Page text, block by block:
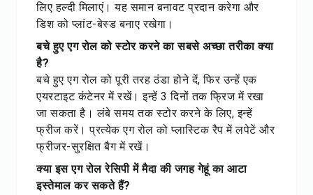
लिए हल्दी मिलाएं। यह समान बनावट प्रदान करेगा और
डिश को प्लांट-बेस्ड बनाए रखेगा।
बचे हुए एग रोल को स्टोर करने का सबसे अच्छा तरीका क्या
है?
बचे हुए एग रोल को पूरी तरह ठंडा होने दें, फिर उन्हें एक
एयरटाइट कंटेनर में रखें। इन्हें 3 दिनों तक फ्रिज में रखा
जा सकता है। लंबे समय तक स्टोर करने के लिए, इन्हें
फ्रीज करें। प्रत्येक एग रोल को प्लास्टिक रैप में लपेटें और
फ्रीजर-सुरक्षित बैग में रखें।
क्या इस एग रोल रेसिपी में मैदा की जगह गेहूं का आटा
इस्तेमाल कर सकते हैं?